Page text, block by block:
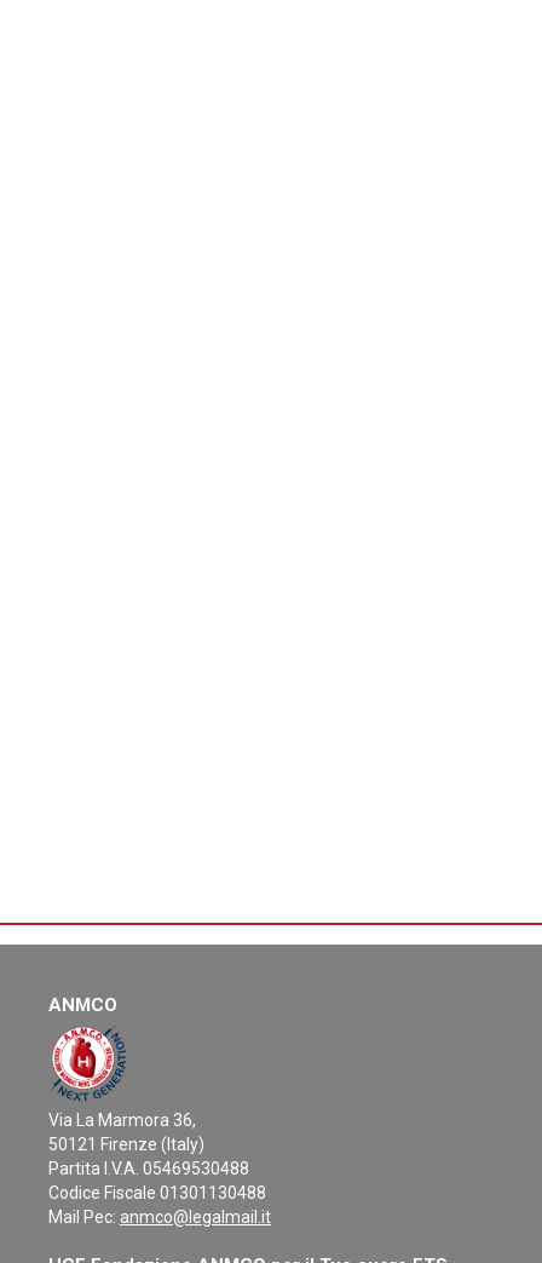
ANMCO
Via La Marmora 36,
50121 Firenze (Italy)
Partita I.V.A. 05469530488
Codice Fiscale 01301130488
Mail Pec: anmco@legalmail.it